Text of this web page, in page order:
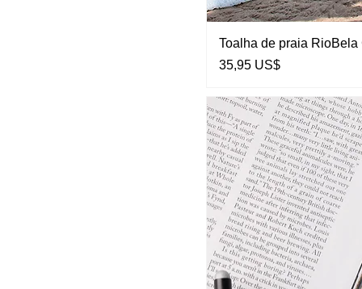
Toalha de praia RioBela
Preço
35,95 US$